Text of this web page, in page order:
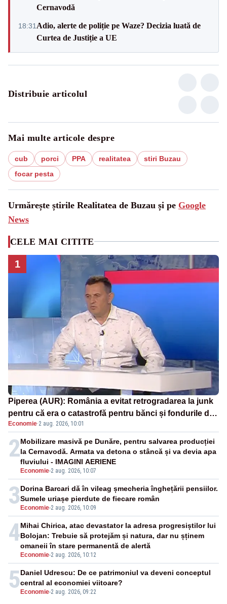
Cernavodă
18:31 Adio, alerte de poliție pe Waze? Decizia luată de
Curtea de Justiție a UE
Distribuie articolul
Mai multe articole despre
cub porci PPA realitatea
stiri Buzau
focar pesta
Urmărește știrile Realitatea de Buzau și pe Google
News
CELE MAI CITITE
1
Piperea (AUR): România a evitat retrogradarea la junk
pentru că era o catastrofă pentru bănci și fondurile de
pensii
Economie·2 aug. 2026, 10:01
2
Economie-2 aug. 2026, 10:07
Mobilizare masivă pe Dunăre, pentru salvarea producției
la Cernavodă. Armata va detona o stâncă și va devia apa
fluviului - IMAGINI AERIENE
3 Economie-2 aug. 2026, 10:09
Dorina Barcari dă în vileag șmecheria înghețării pensiilor.
Sumele uriașe pierdute de fiecare român
4
Economie-2 aug. 2026, 10:12
Mihai Chirica, atac devastator la adresa progresiștilor lui
Bolojan: Trebuie să protejăm și natura, dar nu șținem
omaneii în stare permanentă de alertă
5 Economie-2 aug. 2026, 09:22
Daniel Udrescu: De ce patrimoniul va deveni conceptul
central al economiei viitoare?